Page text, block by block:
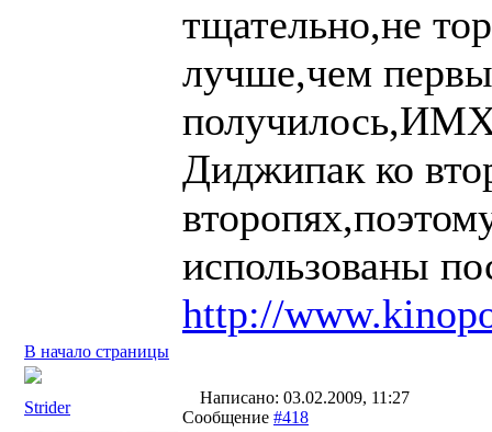
тщательно,не
лучше,чем
Диджипак ко
использованы
http://
В начало страницы
Strider
Написано: 03.02.2009, 11:27
Сообщение #418